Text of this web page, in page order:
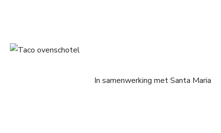
In samenwerking met Santa Maria